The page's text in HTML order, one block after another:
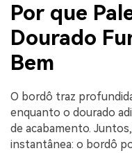
Por que
Dourado
Bem
O bordô traz
enquanto o dourado
de acabamento.
instantânea: o bordô